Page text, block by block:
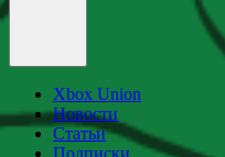
Xbox Union
Новости
Статьи
Подписки